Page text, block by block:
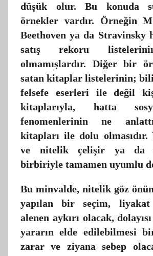
düşük olur. Bu konuda
örnekler vardır. Örneğin
Beethoven ya da Stravinsky
satış rekoru
olmamışlardır. Diğer bir
satan kitaplar listelerinin;
felsefe eserleri ile değil
kitaplarıyla, hatta
fenomenlerinin ne
kitapları ile dolu
ve nitelik çelişir ya da
birbiriyle tamamen uyumlu
Bu minvalde, nitelik göz
yapılan bir seçim, liyakat
alenen aykırı olacak,
yararın elde edilebilmesi
zarar ve ziyana sebep